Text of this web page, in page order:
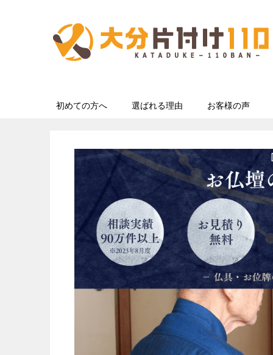
初めての方へ 選ばれる理由 お客様の声